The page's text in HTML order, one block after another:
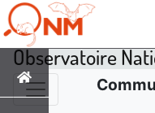
Observatoire